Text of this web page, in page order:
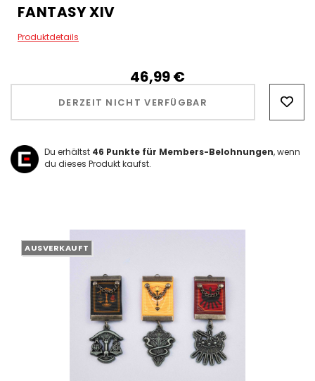
FANTASY XIV
Produktdetails
46,99‎ ‎€
DERZEIT NICHT VERFÜGBAR
Du erhältst 46 Punkte für Members-Belohnungen, wenn
du dieses Produkt kaufst.
AUSVERKAUFT